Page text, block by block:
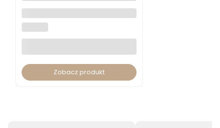
SKSW white
Zobacz produkt